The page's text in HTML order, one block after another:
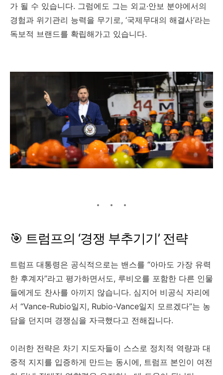
가 될 수 있습니다. 그럼에도 그는 외교·안보 분야에서의
경험과 위기관리 능력을 무기로, ‘국제무대의 해결사’라는
독보적 브랜드를 확립해가고 있습니다.
🎯 트럼프의 ‘경쟁 부추기기’ 전략
트럼프 대통령은 공식적으로는 밴스를 “아마도 가장 유력
한 후계자”라고 평가하면서도, 루비오를 포함한 다른 인물
들에게도 찬사를 아끼지 않습니다. 심지어 비공식 자리에
서 “Vance-Rubio일지, Rubio-Vance일지 모르겠다”는 농
담을 던지며 경쟁심을 자극했다고 전해집니다.
이러한 전략은 차기 지도자들이 스스로 정치적 역량과 대
중적 지지를 입증하게 만드는 동시에, 트럼프 본인이 여전